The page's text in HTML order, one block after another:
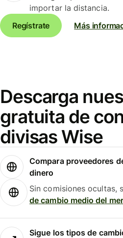
importar la distancia.
Regístrate
Más
Descarga
gratuita de
divisas Wise
Compara proveedores
dinero
Sin comisiones ocultas,
de cambio medio del
Sigue los tipos de